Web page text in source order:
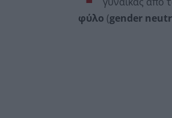
φύλο (gender